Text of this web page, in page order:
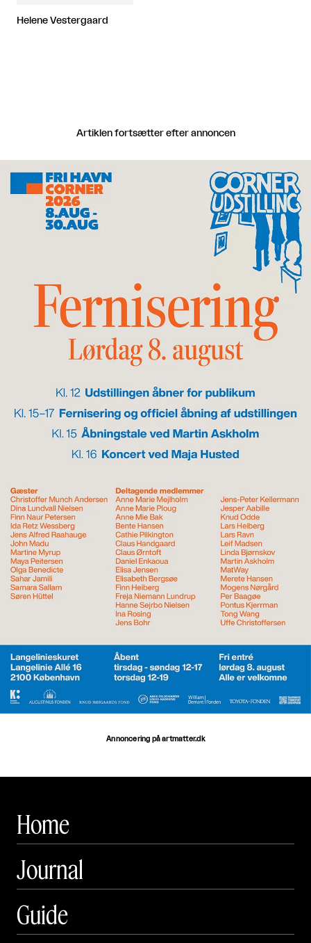
Helene Vestergaard
Artiklen fortsætter efter annoncen
Annoncering på artmatter.dk
Home
Journal
Guide